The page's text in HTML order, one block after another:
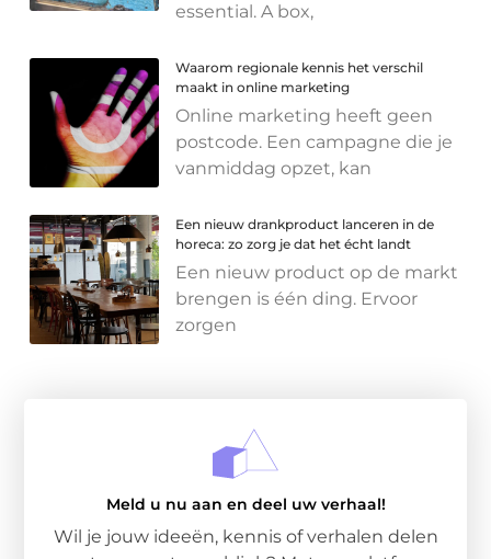
essential. A box,
Waarom regionale kennis het verschil
maakt in online marketing
Online marketing heeft geen
postcode. Een campagne die je
vanmiddag opzet, kan
Een nieuw drankproduct lanceren in de
horeca: zo zorg je dat het écht landt
Een nieuw product op de markt
brengen is één ding. Ervoor
zorgen
Meld u nu aan en deel uw verhaal!
Wil je jouw ideeën, kennis of verhalen delen